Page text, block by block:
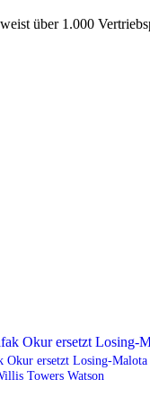
über 1.000
Okur ersetzt Losing-Malota
Towers Watson